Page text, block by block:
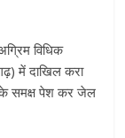
विधिक
में दाखिल करा
के समक्ष पेश कर जेल